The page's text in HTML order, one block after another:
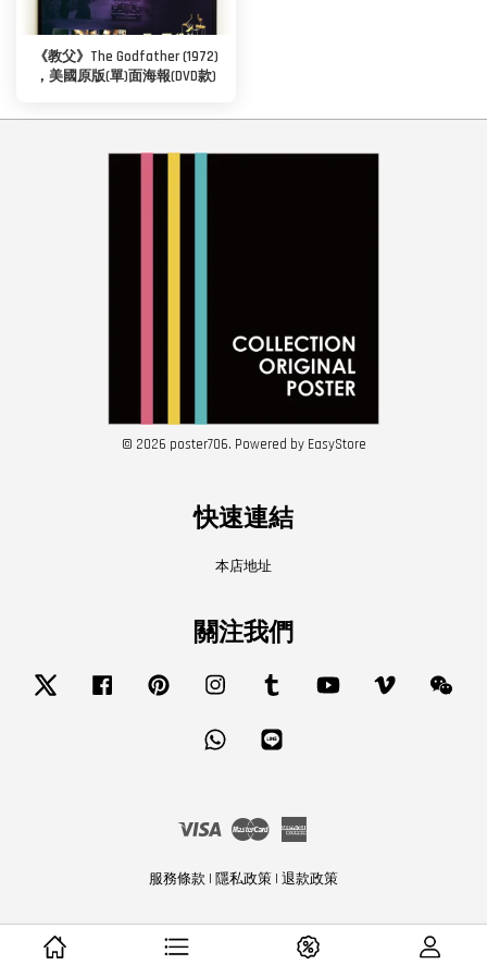
《教父》The Godfather (1972)
，美國原版(單)面海報(DVD款)
© 2026 poster706. Powered by EasyStore
快速連結
本店地址
關注我們
Twitter Facebook Pinterest Instagram Tumblr YouTube Vimeo
Whatsapp
Visa Master
服務條款 | 隱私政策 | 退款政策